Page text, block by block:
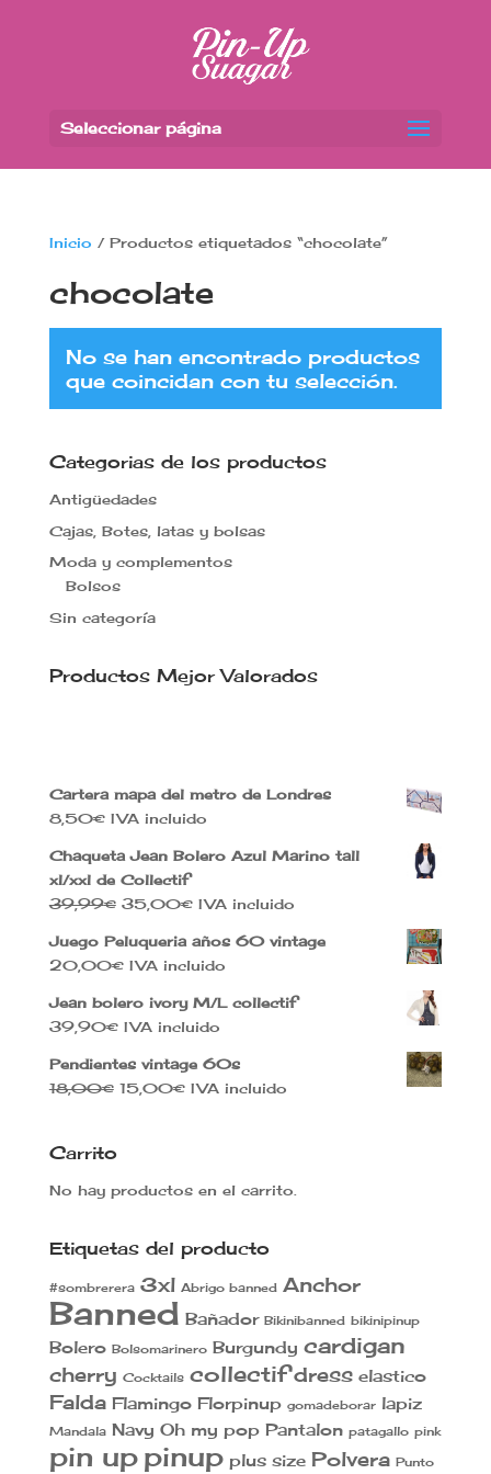
Seleccionar página
Inicio / Productos etiquetados “chocolate”
chocolate
No se han encontrado productos
que coincidan con tu selección.
Categorias de los productos
Antigüedades
Cajas, Botes, latas y bolsas
Moda y complementos
Bolsos
Sin categoría
Productos Mejor Valorados
Cartera mapa del metro de Londres
8,50€ IVA incluido
Chaqueta Jean Bolero Azul Marino tall
xl/xxl de Collectif
39,99€ El
original
era:
39,99€.
35,00€El
actual
es:
35,00€.
IVA incluido
Juego Peluqueria años 60 vintage
20,00€ IVA incluido
Jean bolero ivory M/L collectif
39,90€ IVA incluido
Pendientes vintage 60s
18,00€ El
18,00€.
15,00€El
15,00€.
IVA incluido
Carrito
No hay productos en el carrito.
Etiquetas del producto
#sombrerera 3xl Abrigo banned Anchor
Banned Bañador Bikinibanned bikinipinup
Bolero Bolsomarinero Burgundy cardigan
cherry Cocktails collectif dress elastico
Falda Flamingo Florpinup gomadeborar lapiz
Mandala Navy Oh my pop Pantalon patagallo pink
pin up pinup plus size Polvera Punto